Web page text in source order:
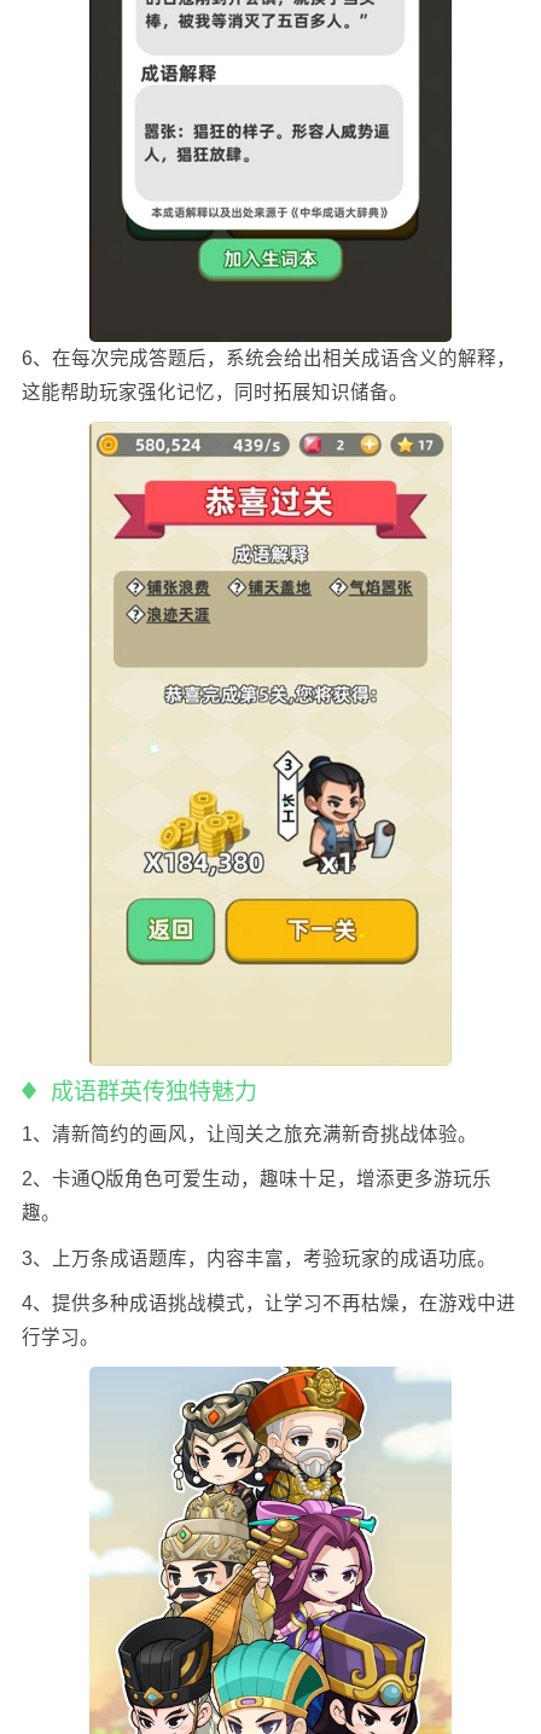
6、在每次完成答题后，系统会给出相关成语含义的解释，
这能帮助玩家强化记忆，同时拓展知识储备。
成语群英传独特魅力
1、清新简约的画风，让闯关之旅充满新奇挑战体验。
2、卡通Q版角色可爱生动，趣味十足，增添更多游玩乐
趣。
3、上万条成语题库，内容丰富，考验玩家的成语功底。
4、提供多种成语挑战模式，让学习不再枯燥，在游戏中进
行学习。